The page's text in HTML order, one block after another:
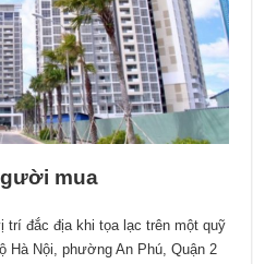
mua
trí đắc địa khi tọa lạc trên một quỹ
Hà Nội, phường An Phú, Quận 2